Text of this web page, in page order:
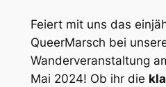
Feiert mit uns das
QueerMarsch bei
Wanderveranstaltung
Mai 2024! Ob ihr die